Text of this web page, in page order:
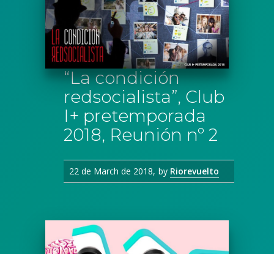
“La condición
redsocialista”, Club
I+ pretemporada
2018, Reunión nº 2
22 de March de 2018 by Riorevuelto